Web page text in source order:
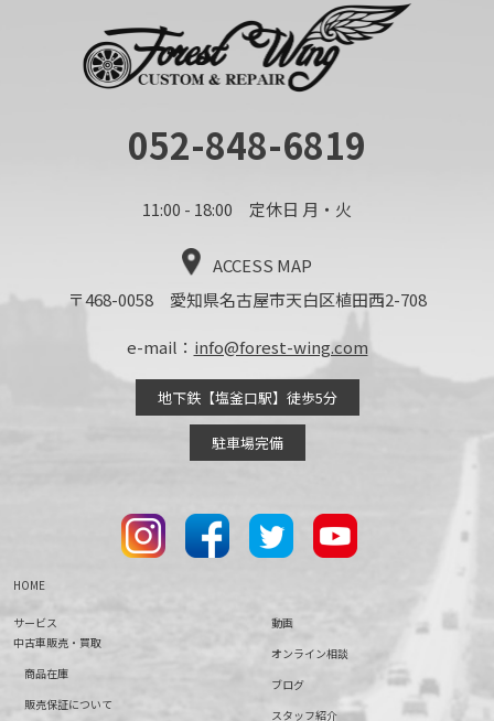
052-848-6819
11:00 - 18:00 定休日 月・火
ACCESS MAP
〒468-0058 愛知県名古屋市天白区植田西2-708
e-mail： info@forest-wing.com
地下鉄【塩釜口駅】徒歩5分
駐車場完備
HOME
サービス
中古車販売・買取
商品在庫
販売保証について
動画
オンライン相談
ブログ
スタッフ紹介